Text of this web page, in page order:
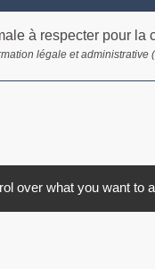
à respecter pour la
légale et administrative
over what you want to